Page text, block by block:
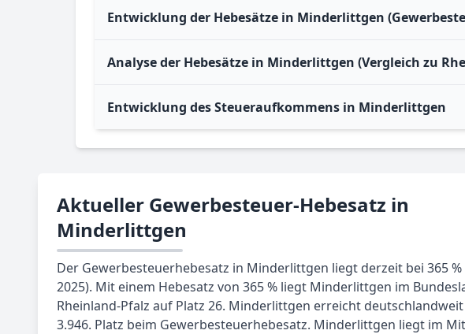
Entwicklung der Hebesätze in Minderlittgen
Analyse der Hebesätze in Minderlittgen (Vergleich zu
Entwicklung des Steueraufkommens in Minderlittgen
Aktueller Gewerbesteuer-Hebesatz in
Minderlittgen
Der Gewerbesteuerhebesatz in Minderlittgen liegt derzeit bei 365 %
2025). Mit einem Hebesatz von 365 % liegt Minderlittgen im
Rheinland-Pfalz auf Platz 26. Minderlittgen erreicht
3.946. Platz beim Gewerbesteuerhebesatz. Minderlittgen liegt im